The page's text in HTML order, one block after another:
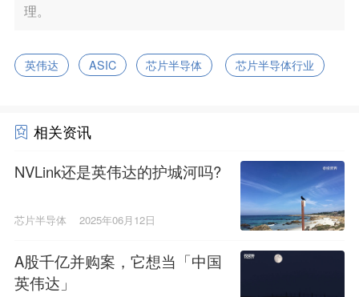
理。
英伟达 ASIC 芯片半导体 芯片半导体行业
相关资讯
NVLink还是英伟达的护城河吗?
芯片半导体 2025年06月12日
A股千亿并购案，它想当「中国
英伟达」